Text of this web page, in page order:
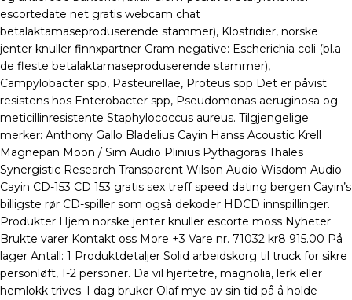
escortedate net gratis webcam chat
betalaktamaseproduserende stammer), Klostridier, norske
jenter knuller finnxpartner Gram-negative: Escherichia coli (bl.a
de fleste betalaktamaseproduserende stammer),
Campylobacter spp, Pasteurellae, Proteus spp Det er påvist
resistens hos Enterobacter spp, Pseudomonas aeruginosa og
meticillinresistente Staphylococcus aureus. Tilgjengelige
merker: Anthony Gallo Bladelius Cayin Hanss Acoustic Krell
Magnepan Moon / Sim Audio Plinius Pythagoras Thales
Synergistic Research Transparent Wilson Audio Wisdom Audio
Cayin CD-153 CD 153 gratis sex treff speed dating bergen Cayin’s
billigste rør CD-spiller som også dekoder HDCD innspillinger.
Produkter Hjem norske jenter knuller escorte moss Nyheter
Brukte varer Kontakt oss More +3 Vare nr. 71032 kr8 915.00 På
lager Antall: 1 Produktdetaljer Solid arbeidskorg til truck for sikre
personløft, 1-2 personer. Da vil hjertetre, magnolia, lerk eller
hemlokk trives. I dag bruker Olaf mye av sin tid på å holde